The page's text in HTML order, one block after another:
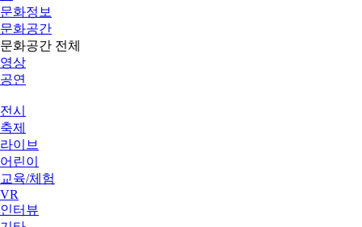
문화정보
문화공간
문화공간 전체
영상
공연
전시
축제
라이브
어린이
교육/체험
VR
인터뷰